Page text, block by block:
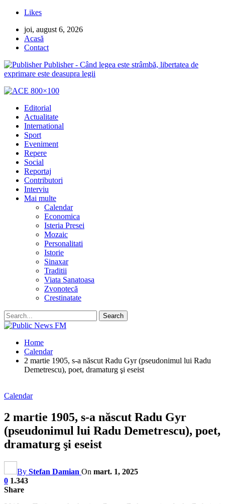
Likes
joi, august 6, 2026
Acasă
Contact
Publisher - Când legea este strâmbă, libertatea de
exprimare este deasupra legii
Editorial
Actualitate
International
Sport
Eveniment
Repere
Social
Reportaj
Contributori
Interviu
Mai multe
Calendar
Economica
Isteria Presei
Mozaic
Personalitati
Istorie
Sinaxar
Traditii
Viata Sanatoasa
Zvonotecă
Crestinatate
Home
Calendar
2 martie 1905, s-a născut Radu Gyr (pseudonimul lui Radu
Demetrescu), poet, dramaturg şi eseist
Calendar
2 martie 1905, s-a născut Radu Gyr
(pseudonimul lui Radu Demetrescu), poet,
dramaturg şi eseist
By Stefan Damian On mart. 1, 2025
0 1.343
Share